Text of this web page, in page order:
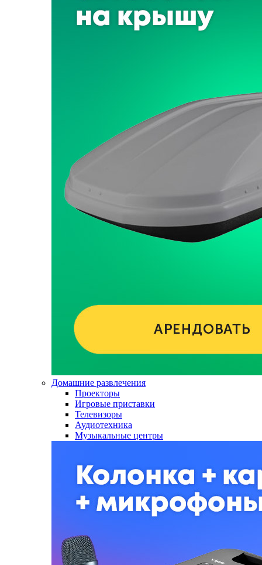
Домашние развлечения
Проекторы
Игровые приставки
Телевизоры
Аудиотехника
Музыкальные центры